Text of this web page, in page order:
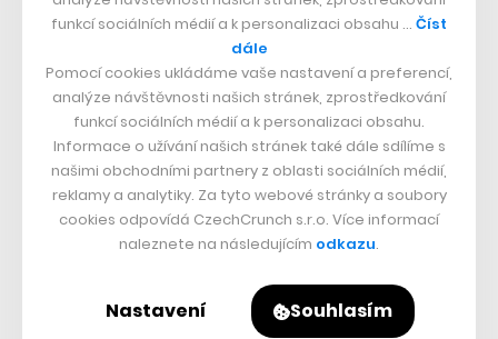
Česká pošta chce skokovým rozšířením sítě posílit své
postavení na balíkovém trhu a zároveň rozšířit skladovou
kapacitu, což může přijít vhod před vánoční sezónou.
Co se týče ostatních firem, například konkurenční
Zásilkovna má v současnosti v Česku přes 5 600
výdejních míst a loni doručila přes 40 milionů balíků.
funkcí sociálních médií a k personalizaci obsahu … Číst
dále
Pomocí cookies ukládáme vaše nastavení a preferencí,
analýze návštěvnosti našich stránek, zprostředkování
funkcí sociálních médií a k personalizaci obsahu.
Informace o užívání našich stránek také dále sdílíme s
našimi obchodními partnery z oblasti sociálních médií,
reklamy a analytiky. Za tyto webové stránky a soubory
cookies odpovídá CzechCrunch s.r.o. Více informací
naleznete na následujícím odkazu.
Nastavení Souhlasím